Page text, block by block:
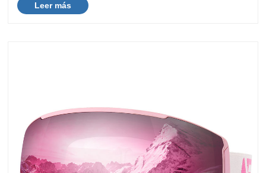
empañamiento y fatiga, lo que puede afectar ......
Leer más